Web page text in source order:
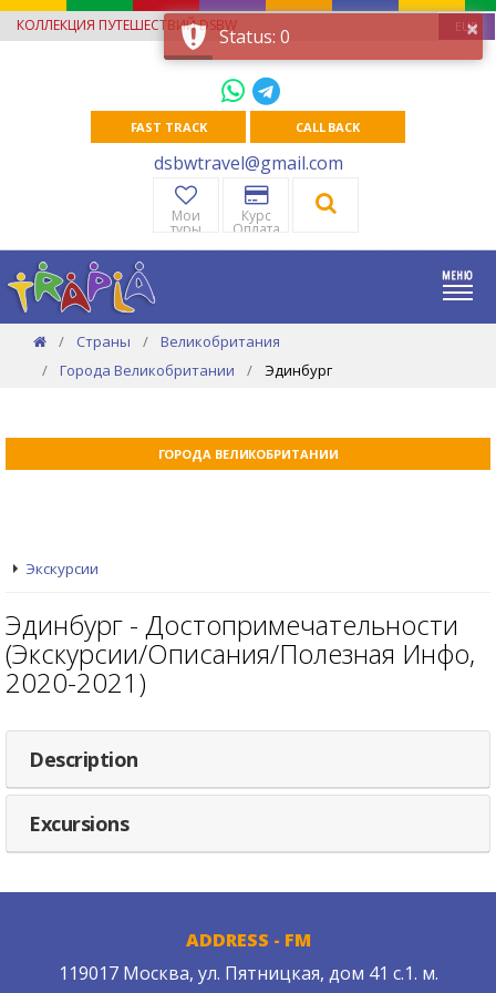
КОЛЛЕКЦИЯ ПУТЕШЕСТВИЙ DSBW EUR
FAST TRACK CALL BACK
dsbwtravel@gmail.com
Мои
туры
Курс
Оплата
Страны
Великобритания
Города Великобритании
Эдинбург
ГОРОДА ВЕЛИКОБРИТАНИИ
Экскурсии
Эдинбург - Достопримечательности
(Экскурсии/Описания/Полезная Инфо,
2020-2021)
Description
Excursions
ADDRESS - FM
119017 Москва, ул. Пятницкая, дом 41 с.1. м.
×
Status: 0